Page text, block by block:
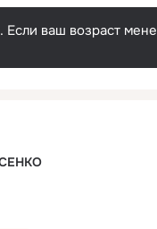
ваш возраст